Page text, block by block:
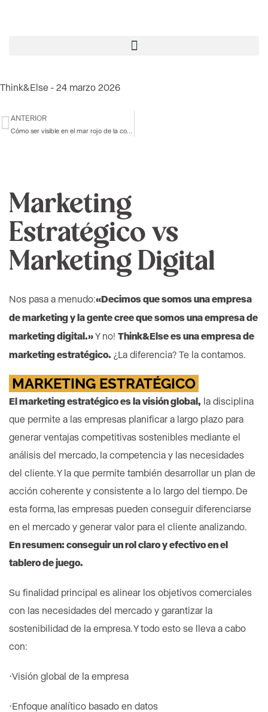
Think&Else - 24 marzo 2026
ANTERIOR
Cómo ser visible en el mar rojo de la competencia en 2025
Marketing
Estratégico vs
Marketing Digital
Nos pasa a menudo:«Decimos que somos una empresa
de marketing y la gente cree que somos una empresa de
marketing digital.»Y no! Think&Else es una empresa de
marketing estratégico. ¿La diferencia? Te la contamos.
MARKETING ESTRATÉGICO
El marketing estratégico es la visión global, la disciplina
que permite a las empresas planificar a largo plazo para
generar ventajas competitivas sostenibles mediante el
análisis del mercado, la competencia y las necesidades
del cliente. Y la que permite también desarrollar un plan de
acción coherente y consistente a lo largo del tiempo. De
esta forma, las empresas pueden conseguir diferenciarse
en el mercado y generar valor para el cliente analizando.
En resumen: conseguir un rol claro y efectivo en el
tablero de juego.
Su finalidad principal es alinear los objetivos comerciales
con las necesidades del mercado y garantizar la
sostenibilidad de la empresa. Y todo esto se lleva a cabo
con:
⋅Visión global de la empresa
⋅Enfoque analítico basado en datos